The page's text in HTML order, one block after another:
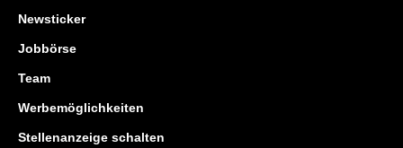
Newsticker
Jobbörse
Team
Werbemöglichkeiten
Stellenanzeige schalten